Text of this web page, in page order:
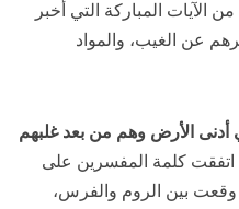
الآيات المباركة التي أخبر
عن الغيب، والمواد
أدنى الأرض وهم من بعد غلبهم
اتفقت كلمة المفسرين على
وقعت بين الروم والفرس،